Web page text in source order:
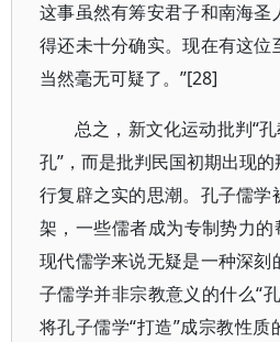
这事虽然有筹安君子和南海圣
得还未十分确实。现在有这位
当然毫无可疑了。”[28]
总之，新文化运动批判“
孔”，而是批判民国初期出现的
行复辟之实的思潮。孔子儒学
架，一些儒者成为专制势力的
现代儒学来说无疑是一种深刻
子儒学并非宗教意义的什么“
将孔子儒学“打造”成宗教性质